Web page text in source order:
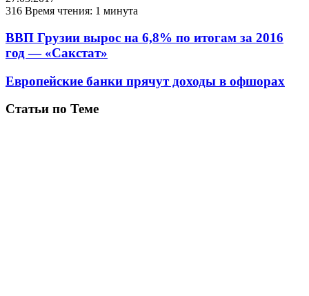
316 Время чтения: 1 минута
ВВП Грузии вырос на 6,8% по итогам за 2016
год — «Сакстат»
Европейские банки прячут доходы в офшорах
Статьи по Теме